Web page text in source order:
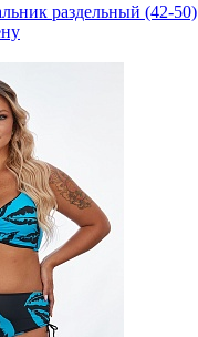
раздельный (42-50)